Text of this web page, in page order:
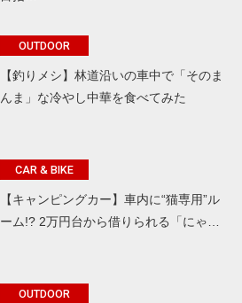
OUTDOOR
【釣りメシ】林道沿いの車中で「そのま
んま」な冷やし中華を食べてみた
CAR & BIKE
【キャンピングカー】車内に“猫専用”ル
ーム!? 2万円台から借りられる「にゃ…
OUTDOOR